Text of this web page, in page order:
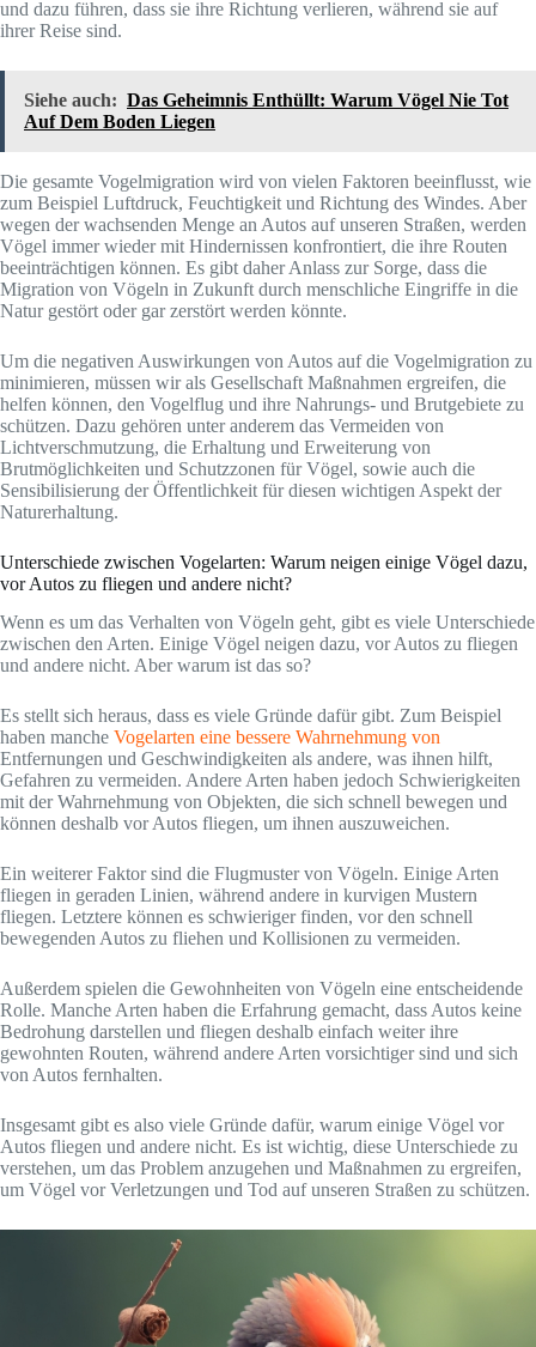
und dazu führen, dass sie ihre Richtung verlieren, während sie auf
ihrer Reise sind.
Siehe auch: Das Geheimnis Enthüllt: Warum Vögel Nie Tot
Auf Dem Boden Liegen
Die gesamte Vogelmigration wird von vielen Faktoren beeinflusst, wie
zum Beispiel Luftdruck, Feuchtigkeit und Richtung des Windes. Aber
wegen der wachsenden Menge an Autos auf unseren Straßen, werden
Vögel immer wieder mit Hindernissen konfrontiert, die ihre Routen
beeinträchtigen können. Es gibt daher Anlass zur Sorge, dass die
Migration von Vögeln in Zukunft durch menschliche Eingriffe in die
Natur gestört oder gar zerstört werden könnte.
Um die negativen Auswirkungen von Autos auf die Vogelmigration zu
minimieren, müssen wir als Gesellschaft Maßnahmen ergreifen, die
helfen können, den Vogelflug und ihre Nahrungs- und Brutgebiete zu
schützen. Dazu gehören unter anderem das Vermeiden von
Lichtverschmutzung, die Erhaltung und Erweiterung von
Brutmöglichkeiten und Schutzzonen für Vögel, sowie auch die
Sensibilisierung der Öffentlichkeit für diesen wichtigen Aspekt der
Naturerhaltung.
Unterschiede zwischen Vogelarten: Warum neigen einige Vögel dazu,
vor Autos zu fliegen und andere nicht?
Wenn es um das Verhalten von Vögeln geht, gibt es viele Unterschiede
zwischen den Arten. Einige Vögel neigen dazu, vor Autos zu fliegen
und andere nicht. Aber warum ist das so?
Es stellt sich heraus, dass es viele Gründe dafür gibt. Zum Beispiel
haben manche Vogelarten eine bessere Wahrnehmung von
Entfernungen und Geschwindigkeiten als andere, was ihnen hilft,
Gefahren zu vermeiden. Andere Arten haben jedoch Schwierigkeiten
mit der Wahrnehmung von Objekten, die sich schnell bewegen und
können deshalb vor Autos fliegen, um ihnen auszuweichen.
Ein weiterer Faktor sind die Flugmuster von Vögeln. Einige Arten
fliegen in geraden Linien, während andere in kurvigen Mustern
fliegen. Letztere können es schwieriger finden, vor den schnell
bewegenden Autos zu fliehen und Kollisionen zu vermeiden.
Außerdem spielen die Gewohnheiten von Vögeln eine entscheidende
Rolle. Manche Arten haben die Erfahrung gemacht, dass Autos keine
Bedrohung darstellen und fliegen deshalb einfach weiter ihre
gewohnten Routen, während andere Arten vorsichtiger sind und sich
von Autos fernhalten.
Insgesamt gibt es also viele Gründe dafür, warum einige Vögel vor
Autos fliegen und andere nicht. Es ist wichtig, diese Unterschiede zu
verstehen, um das Problem anzugehen und Maßnahmen zu ergreifen,
um Vögel vor Verletzungen und Tod auf unseren Straßen zu schützen.